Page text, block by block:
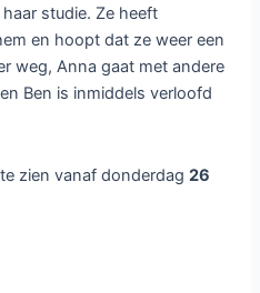
studie. Ze heeft
en hoopt dat ze weer een
weg, Anna gaat met andere
Ben is inmiddels verloofd
zien vanaf donderdag26